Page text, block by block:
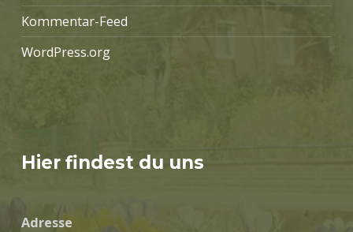
Kommentar-Feed
WordPress.org
Hier findest du uns
Adresse